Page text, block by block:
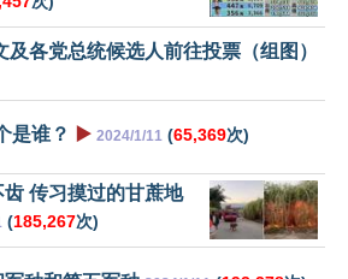
各党总统候选人前往投票（组图）
是谁？ ▶️ 2024/1/11 (65,369次)
传习摸过的甘蔗地
(185,267次)